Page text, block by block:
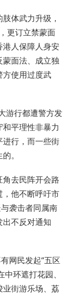
体武力升级，
更订立禁蒙面
人保障人身安
面法、成立独
方使用过度武
游行都遭警方发
平理性非暴力
进行，而一些街
。
去民阵开会路
他不断呼吁市
袭击者同属南
不反对通知
网民发起“五区
环遮打花园、
业街游乐场、荔